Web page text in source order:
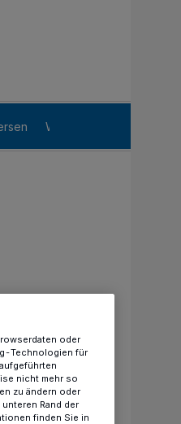
Willich
oder
Technologien für
nicht mehr so
zu ändern oder
Rand der
finden Sie in